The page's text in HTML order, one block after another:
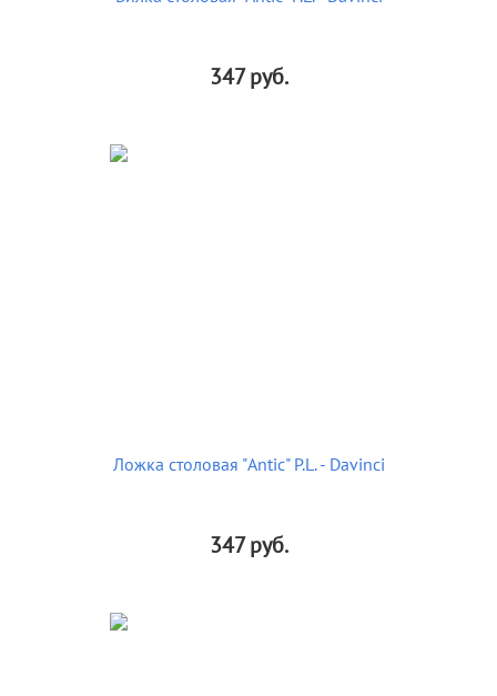
347руб.
Ложка столовая "Antic" P.L. - Davinci
347руб.